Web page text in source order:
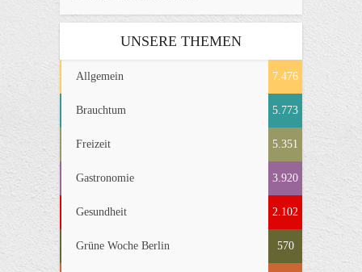
UNSERE THEMEN
Allgemein 7.476
Brauchtum 5.773
Freizeit 5.351
Gastronomie 3.920
Gesundheit 2.102
Grüne Woche Berlin 570